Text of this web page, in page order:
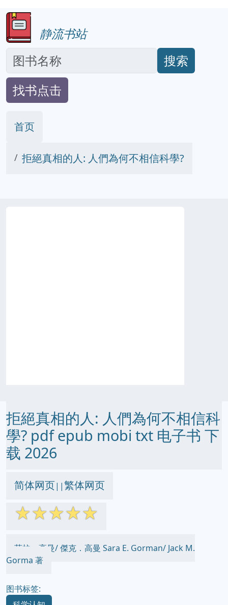
静流书站
搜索
找书点击
首页
拒絕真相的人: 人們為何不相信科學?
拒絕真相的人: 人們為何不相信科
學? pdf epub mobi txt 电子书 下
载 2026
简体网页||繁体网页
☆☆☆☆☆
莎拉．高曼/ 傑克．高曼 Sara E. Gorman/ Jack M.
Gorma 著
图书标签: